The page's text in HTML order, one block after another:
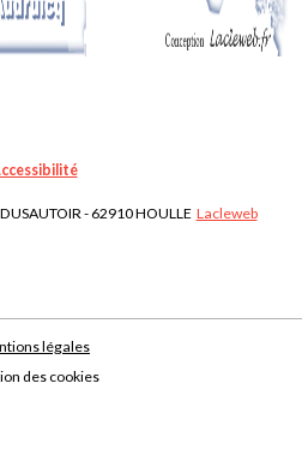
- 62910 HOULLE Lacleweb
légales
des cookies